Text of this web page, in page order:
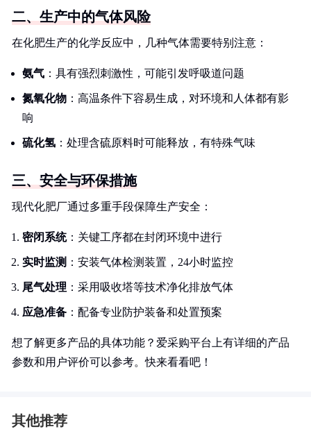
二、生产中的气体风险
在化肥生产的化学反应中，几种气体需要特别注意：
氨气 ：具有强烈刺激性，可能引发呼吸道问题
氮氧化物 ：高温条件下容易生成，对环境和人体都有影
响
硫化氢 ：处理含硫原料时可能释放，有特殊气味
三、安全与环保措施
现代化肥厂通过多重手段保障生产安全：
密闭系统：关键工序都在封闭环境中进行
实时监测 ：安装气体检测装置，24小时监控
尾气处理 ：采用吸收塔等技术净化排放气体
应急准备 ：配备专业防护装备和处置预案
想了解更多产品的具体功能？爱采购平台上有详细的产品
参数和用户评价可以参考。快来看看吧！
其他推荐